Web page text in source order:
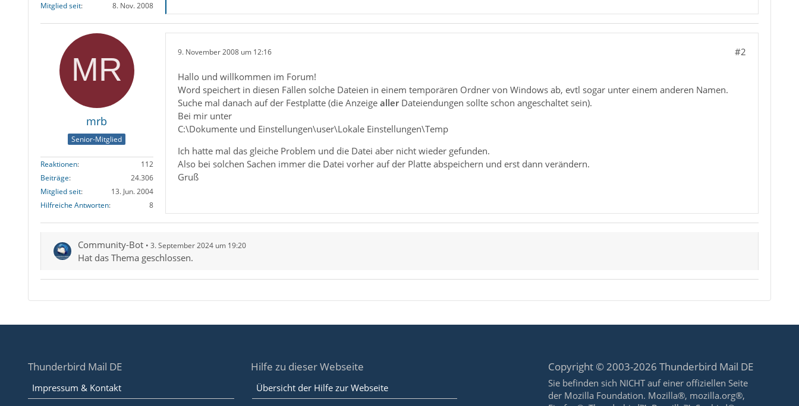
Mitglied seit
8. Nov. 2008
mrb
Senior-Mitglied
Reaktionen
112
Beiträge
24.306
Mitglied seit
13. Jun. 2004
Hilfreiche Antworten
8
9. November 2008 um 12:16 #2
Hallo und willkommen im Forum!
Word speichert in diesen Fällen solche Dateien in einem temporären Ordner von Windows ab, evtl sogar unter einem anderen Namen.
Suche mal danach auf der Festplatte (die Anzeige allerDateiendungen sollte schon angeschaltet sein).
Bei mir unter
C:\Dokumente und Einstellungen\user\Lokale Einstellungen\Temp
Ich hatte mal das gleiche Problem und die Datei aber nicht wieder gefunden.
Also bei solchen Sachen immer die Datei vorher auf der Platte abspeichern und erst dann verändern.
Gruß
Community-Bot 3. September 2024 um 19:20
Hat das Thema geschlossen.
Thunderbird Mail DE
Impressum & Kontakt
Hilfe zu dieser Webseite
Übersicht der Hilfe zur Webseite
Copyright © 2003-2026 Thunderbird Mail DE
Sie befinden sich NICHT auf einer offiziellen Seite
der Mozilla Foundation. Mozilla®, mozilla.org®,